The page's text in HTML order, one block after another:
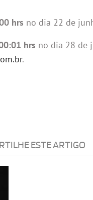
hrs no dia 22 de
hrs no dia 28 de
.
ESTE ARTIGO